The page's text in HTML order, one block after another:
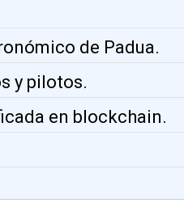
de Padua.
y pilotos.
en blockchain.